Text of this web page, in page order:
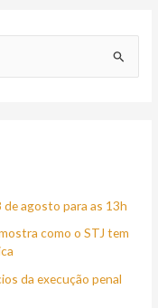
agosto para as 13h
como o STJ tem
da execução penal